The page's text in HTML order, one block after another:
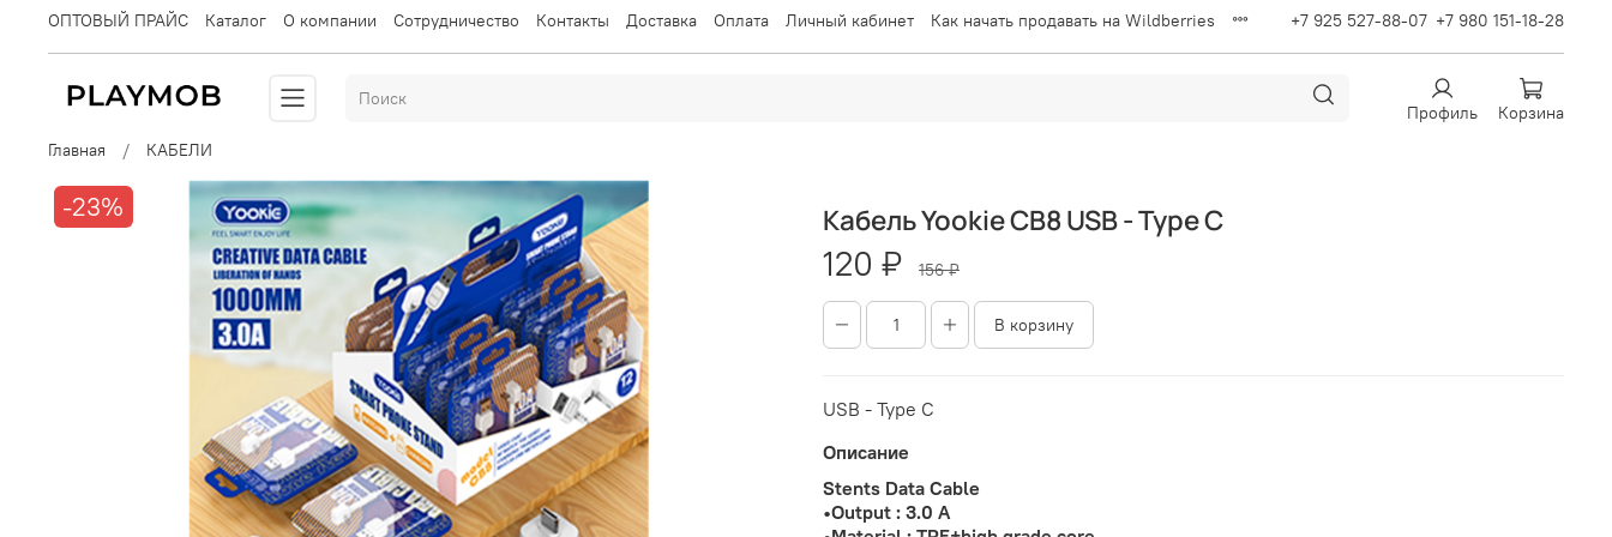
ОПТОВЫЙ ПРАЙС Каталог О компании Сотрудничество Контакты Доставка Оплата Личный кабинет Как начать продавать на Wildberries +7 925 527-88-07 +7 980 151-18-28
Профиль
Корзина
Главная
КАБЕЛИ
-23% Кабель Yookie CB8 USB - Type C
120 ₽ 156 ₽
В корзину
USB - Type C
Описание
Stents Data Cable
•Output : 3.0 A